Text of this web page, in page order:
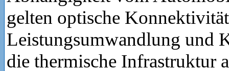
gelten optische
Leistungsumwandlung und
die thermische Infrastruktur